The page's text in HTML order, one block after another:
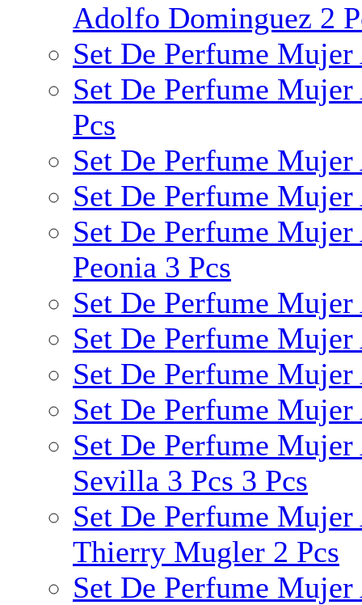
Adolfo Dominguez 2
Set De Perfume
Set De Perfume
Pcs
Set De Perfume
Set De Perfume
Set De Perfume
Peonia 3 Pcs
Set De Perfume
Set De Perfume
Set De Perfume
Set De Perfume
Set De Perfume
Sevilla 3 Pcs 3 Pcs
Set De Perfume
Thierry Mugler 2 Pcs
Set De Perfume